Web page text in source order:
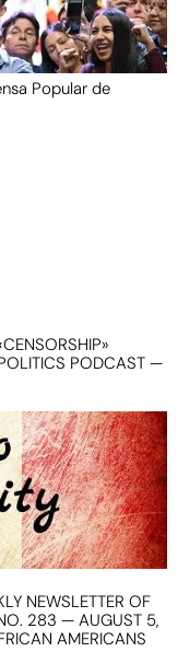
Popular de
PODCAST —
NEWSLETTER OF
283 — AUGUST 5,
AMERICANS